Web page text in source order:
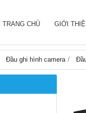
TRANG CHỦ GIỚI
Đầu ghi hình camera